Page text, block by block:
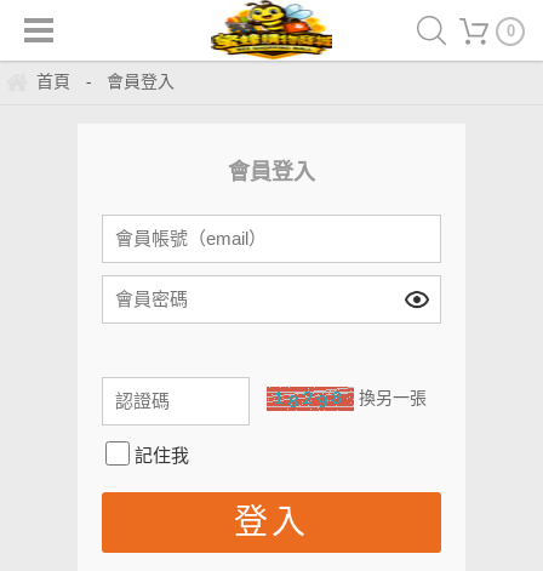
0
首頁 - 會員登入
會員登入
換另一張
記住我